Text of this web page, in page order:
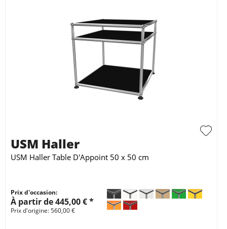
USM Haller
USM Haller Table D'Appoint 50 x 50 cm
Prix d'occasion:
À partir de 445,00 € *
Prix d'origine: 560,00 €